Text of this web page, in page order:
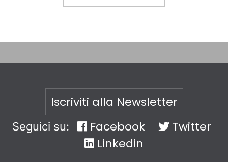
Iscriviti alla Newsletter
Seguici su: Facebook
Twitter
Linkedin